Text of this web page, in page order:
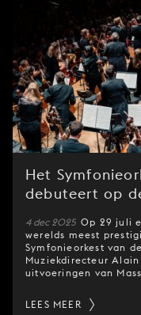
Het
debuteert op
4 dec 2025 Op 29 juli
werelds meest
Symfonieorkest van
Muziekdirecteur
uitvoeringen van
LEES MEER